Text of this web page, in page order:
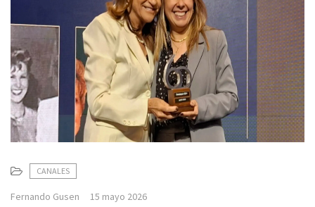
a
v
i
g
a
t
i
o
CANALES
Fernando Gusen 15 mayo 2026